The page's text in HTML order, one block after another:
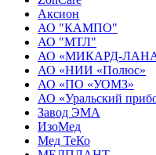
Аксион
АО "КАМПО"
АО "МТЛ"
АО «МИКАРД-
АО «НИИ «Полюс»
АО «ПО «УОМЗ»
АО «Уральский
Завод ЭМА
ИзоМед
Мед ТеКо